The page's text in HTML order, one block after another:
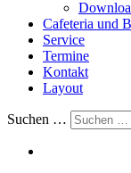
Cafeteria und
Service
Termine
Kontakt
Layout
Suchen …